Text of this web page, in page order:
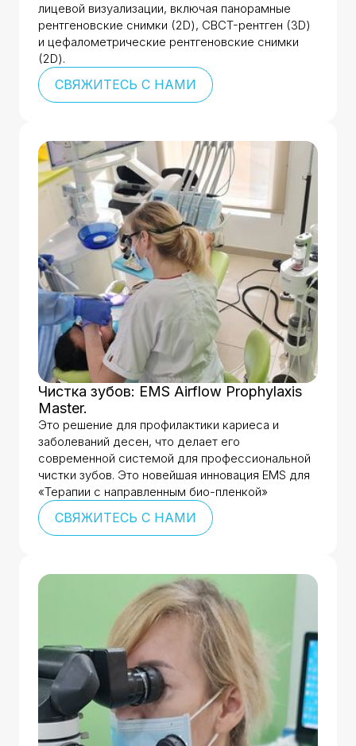
лицевой визуализации, включая панорамные
рентгеновские снимки (2D), CBCT-рентген (3D)
и цефалометрические рентгеновские снимки
(2D).
СВЯЖИТЕСЬ С НАМИ
Чистка зубов: EMS Airflow Prophylaxis
Master.
Это решение для профилактики кариеса и
заболеваний десен, что делает его
современной системой для профессиональной
чистки зубов. Это новейшая инновация EMS для
«Терапии с направленным био-пленкой»
СВЯЖИТЕСЬ С НАМИ